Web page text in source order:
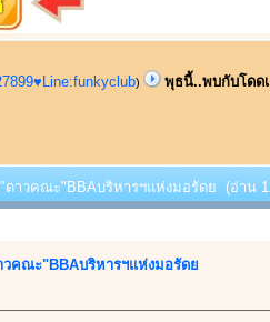
)
พุธนี้..พบกับโดด
าวคณะ"BBAบริหารฯแห่งมอรัดย (อ่าน
คณะ"BBAบริหารฯแห่งมอรัดย